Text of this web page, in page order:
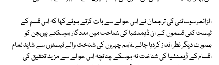
الزائمر سوسائٹی کی ترجمان نے اس حوالے سے بات کرتے ہوئے کہا کہ اس قسم کے
ٹیسٹ کئی قسموں کے ان ڈیمنشیا کی شناخت میں مددگار ہوسکتے ہیںجن کو
بصورت دیگر نظر انداز کردیا جائے۔تاہم چہروں کی شناخت والے ٹیسٹوں سے شاید تمام
اقسام کے ڈیمنشیا کی شناخت نہ ہوسکے چنانچہ اس حوالے سے مزید تحقیق کی